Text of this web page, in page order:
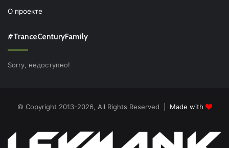
О проекте
#TranceCenturyFamily
Sorry, недоступно!
© Copyright 2013-2026, All Rights Reserved | Made with